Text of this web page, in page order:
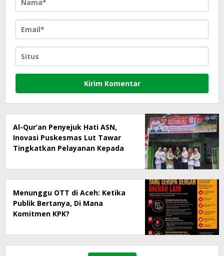
Al-Qur’an Penyejuk Hati ASN,
Inovasi Puskesmas Lut Tawar
Tingkatkan Pelayanan Kepada
Menunggu OTT di Aceh: Ketika
Publik Bertanya, Di Mana
Komitmen KPK?